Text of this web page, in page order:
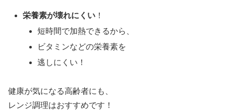
栄養素が壊れにくい ！
短時間で加熱できるから、
ビタミンなどの栄養素を
逃しにくい！
健康が気になる高齢者にも、
レンジ調理はおすすめです！